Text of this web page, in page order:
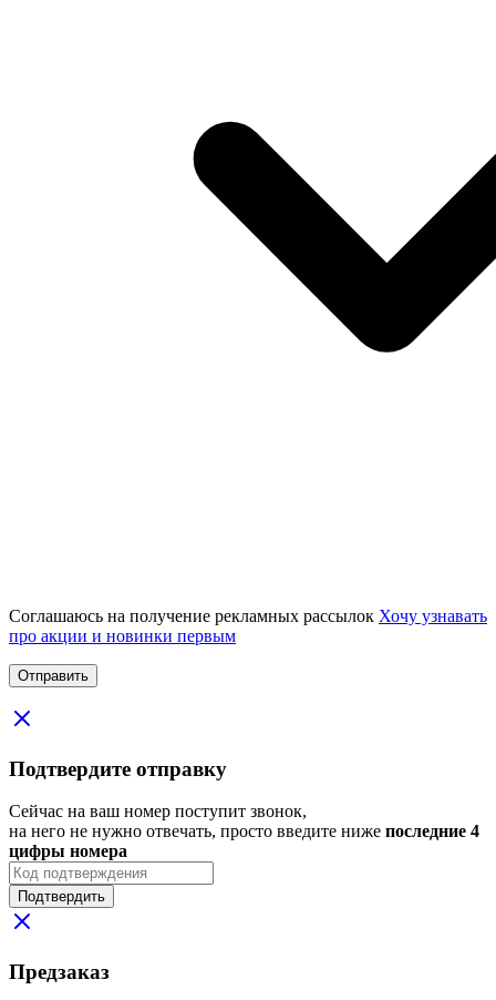
Соглашаюсь на получение рекламных рассылок Хочу узнавать
про акции и новинки первым
Подтвердите отправку
Сейчас на ваш номер поступит звонок,
на него не нужно отвечать, просто введите ниже последние 4
цифры номера
Подтвердить
Предзаказ